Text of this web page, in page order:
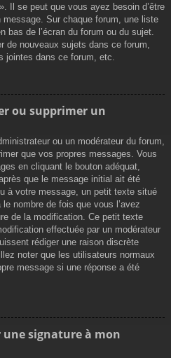
Il se peut que vous ayez besoin d’être
Sur chaque forum, une liste
de l’écran du forum ou du sujet.
de nouveaux sujets dans ce forum,
jointes dans ce forum, etc.
ou supprimer un
ou un modérateur du forum,
que vos propres messages. Vous
en cliquant le bouton adéquat,
que le message initial ait été
à votre message, un petit texte situé
nombre de fois que vous l’avez
de la modification. Ce petit texte
effectuée par un modérateur
rédiger une raison discrète
noter que les utilisateurs normaux
message si une réponse a été
signature à mon